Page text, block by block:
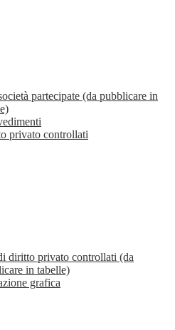
partecipate (da pubblicare in
privato controllati
diritto privato controllati (da
in tabelle)
grafica